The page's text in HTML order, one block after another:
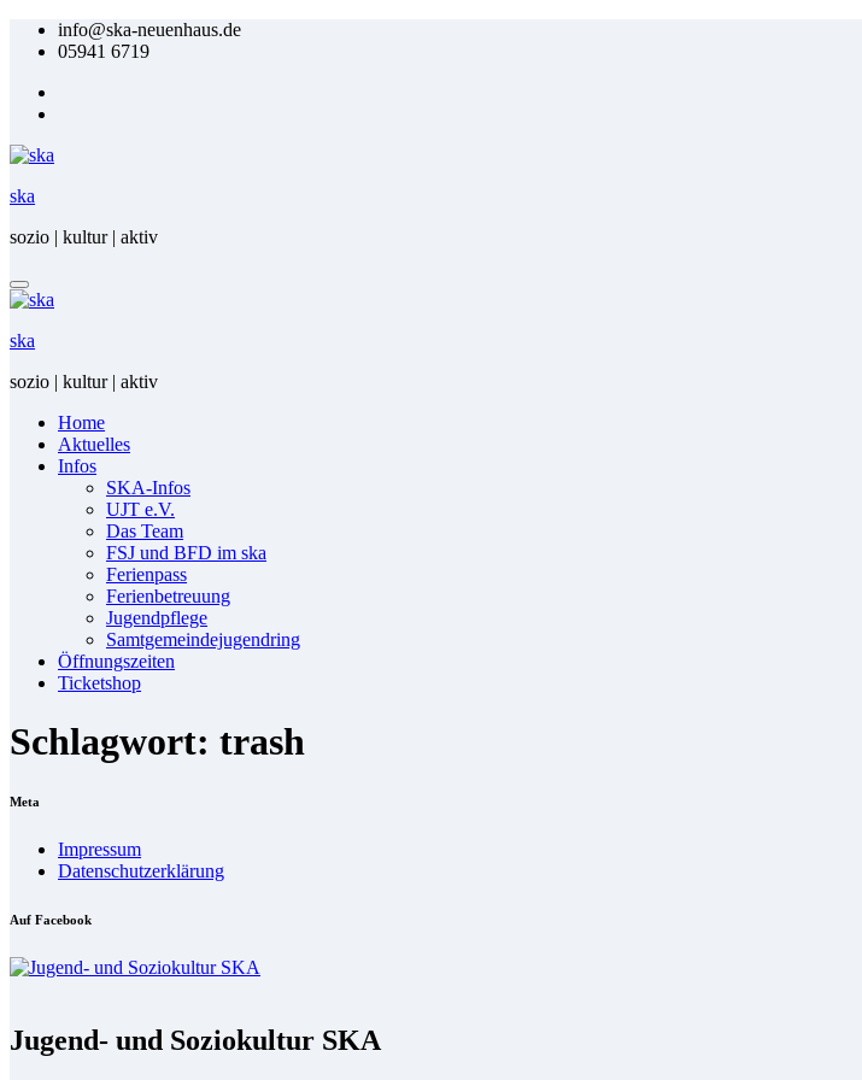
Zum
Inhalt
info@ska-neuenhaus.de
05941 6719
ska
sozio | kultur | aktiv
ska
sozio | kultur | aktiv
Home
Ak­tu­el­les
In­fos
SKA-In­fos
UJT e.V.
Das Team
FSJ und BFD im ska
Fe­ri­en­pass
Fe­ri­en­be­treu­ung
Ju­gend­pfle­ge
Samt­ge­mein­de­ju­gend­ring
Öff­nungs­zei­ten
Ti­cket­shop
Schlagwort: trash
Me­ta
Im­pres­sum
Da­ten­schutz­er­klä­rung
Auf Face­book
Jugend- und Soziokultur SKA